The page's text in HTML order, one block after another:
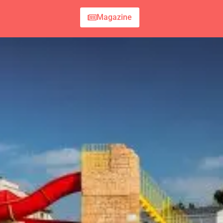
Magazine